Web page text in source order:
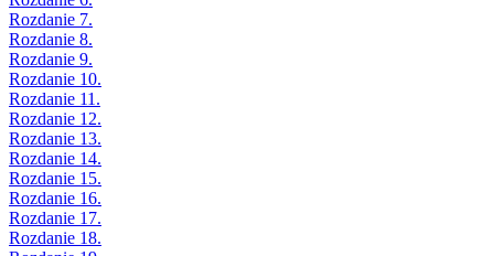
Rozdanie 7.
Rozdanie 8.
Rozdanie 9.
Rozdanie 10.
Rozdanie 11.
Rozdanie 12.
Rozdanie 13.
Rozdanie 14.
Rozdanie 15.
Rozdanie 16.
Rozdanie 17.
Rozdanie 18.